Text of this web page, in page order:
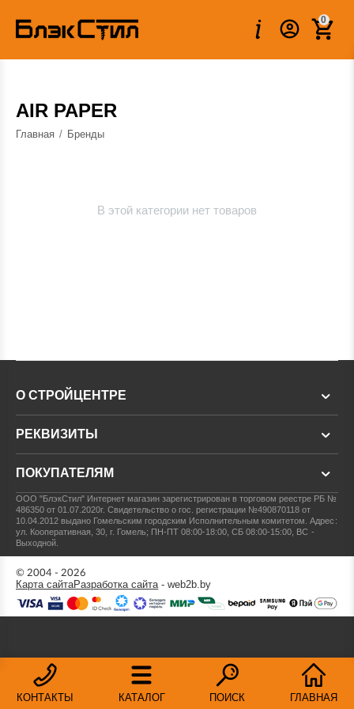
0
AIR PAPER
Главная / Бренды
В этой категории нет товаров
КОНТАКТЫ КАТАЛОГ ПОИСК ГЛАВНАЯ
О СТРОЙЦЕНТРЕ
РЕКВИЗИТЫ
ПОКУПАТЕЛЯМ
ООО "БлэкСтил" Интернет магазин зарегистрирован в торговом реестре РБ №
486350 от 01.07.2020г.Свидетельство о гос. регистрации №490870118 от
10.04.2012 выдано Гомельским городским Исполнительным комитетом.Адрес:
ул. Кооперативная, 30, г. Гомель; ПН-ПТ 08:00-18:00, СБ 08:00-15:00, ВС -
Выходной.
© 2004 - 2026
Карта сайтаРазработка сайта- web2b.by